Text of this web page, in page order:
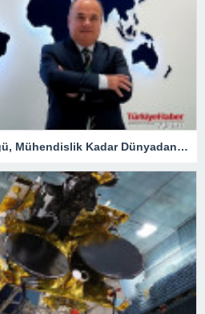
Nitelikli Kamyon Şoförlüğü, Mühendislik Kadar Dünyadan Yoğun Talep Alacak – Ekonomi